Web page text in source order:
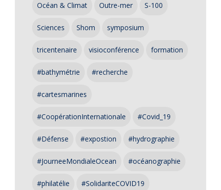
Océan & Climat Outre-mer S-100
Sciences Shom symposium
tricentenaire visioconférence formation
#bathymétrie #recherche
#cartesmarines
#CoopérationInternationale #Covid_19
#Défense #expostion #hydrographie
#JourneeMondialeOcean #océanographie
#philatélie #SolidariteCOVID19